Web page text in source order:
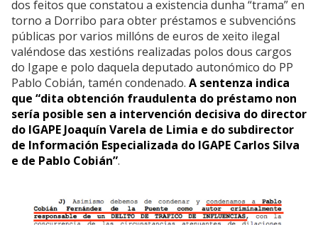
dos feitos que constatou a existencia dunha “trama” en
torno a Dorribo para obter préstamos e subvencións
públicas por varios millóns de euros de xeito ilegal
valéndose das xestións realizadas polos dous cargos
do Igape e polo daquela deputado autonómico do PP
Pablo Cobián, tamén condenado. A sentenza indica
que “dita obtención fraudulenta do préstamo non
sería posible sen a intervención decisiva do director
do IGAPE Joaquín Varela de Limia e do subdirector
de Información Especializada do IGAPE Carlos Silva
e de Pablo Cobián”.